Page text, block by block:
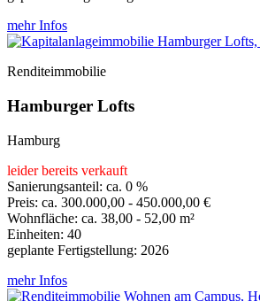
mehr Infos
Renditeimmobilie
Hamburger Lofts
Hamburg
leider bereits verkauft
Sanierungsanteil: ca. 0 %
Preis: ca. 300.000,00 - 450.000,00 €
Wohnfläche: ca. 38,00 - 52,00 m²
Einheiten: 40
geplante Fertigstellung: 2026
mehr Infos